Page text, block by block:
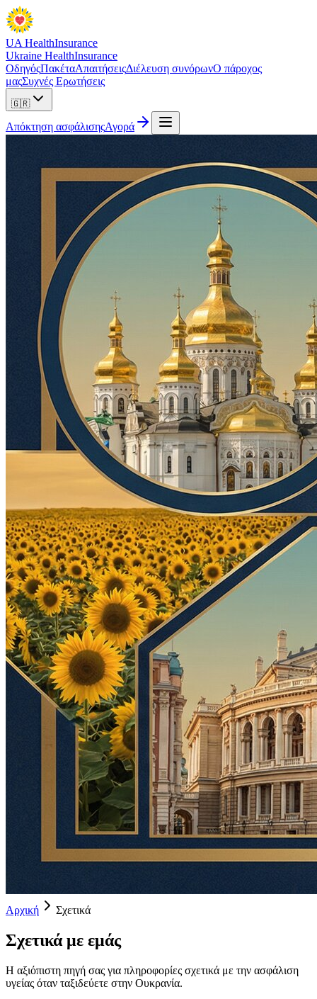
UA HealthInsurance
Ukraine HealthInsurance
ΟδηγόςΠακέταΑπαιτήσειςΔιέλευση συνόρωνΟ πάροχος
μαςΣυχνές Ερωτήσεις
🇬🇷
Απόκτηση ασφάλισηςΑγορά
Αρχική Σχετικά
Σχετικά με εμάς
Η αξιόπιστη πηγή σας για πληροφορίες σχετικά με την ασφάλιση
υγείας όταν ταξιδεύετε στην Ουκρανία.